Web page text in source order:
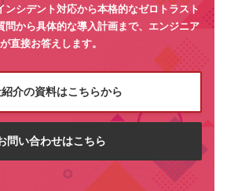
ンシデント対応から本格的なゼロトラスト
問から具体的な導入計画まで、エンジニア
が直接お答えします。
介の資料はこちらから
問い合わせはこちら